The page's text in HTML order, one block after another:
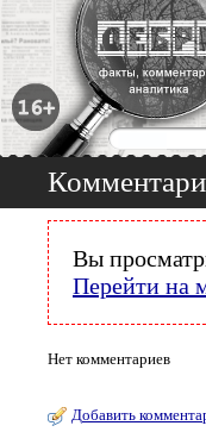
Вы
Перейти на
Нет комментариев
Добавить